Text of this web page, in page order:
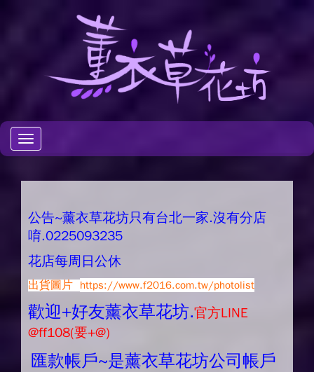
Toggle
navigation
公告~薰衣草花坊只有台北一家.沒有分店
唷.0225093235
花店每周日公休
出貨圖片 https://www.f2016.com.tw/photolist
歡迎+好友薰衣草花坊.官方LINE
@ff108(要+@)
匯款帳戶~是薰衣草花坊公司帳戶